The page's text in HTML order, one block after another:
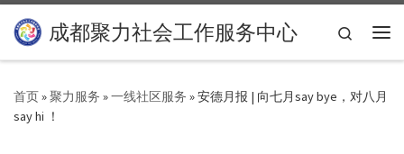
Skip to content
成都聚力社会工作服务中心
Search
首页»聚力服务 »一线社区服务 »安德月报 | 向七月say bye，对八月
say hi ！